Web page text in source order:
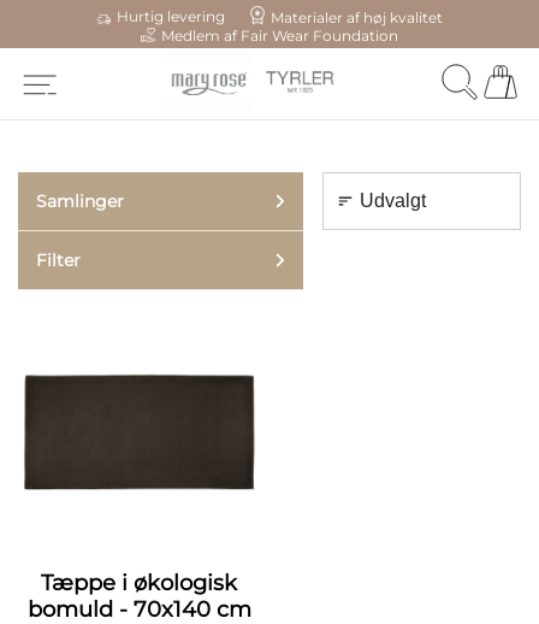
Hurtig levering
Materialer af høj kvalitet
Medlem af Fair Wear Foundation
Samlinger
Filter
Tæppe i økologisk
bomuld - 70x140 cm